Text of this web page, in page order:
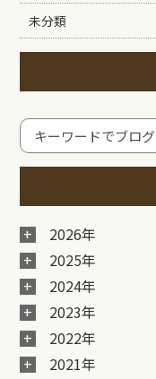
未分類
2026年
2025年
2024年
2023年
2022年
2021年